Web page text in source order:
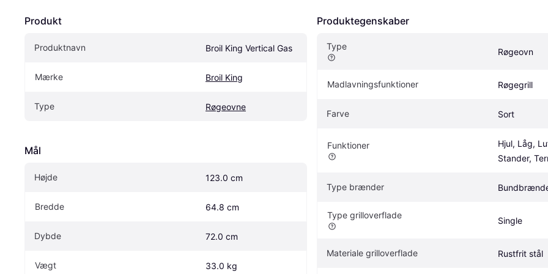
Produkt
Produktnavn Broil King Vertical Gas
Mærke Broil King
Type Røgeovne
Mål
Højde 123.0 cm
Bredde 64.8 cm
Dybde 72.0 cm
Vægt 33.0 kg
Produktegenskaber
Type
Røgeovn
Madlavningsfunktioner Røgegrill
Farve Sort
Funktioner
Hjul, Låg,
Stander,
Type brænder
Type grilloverflade
Single
Materiale grilloverflade Rustfrit stål